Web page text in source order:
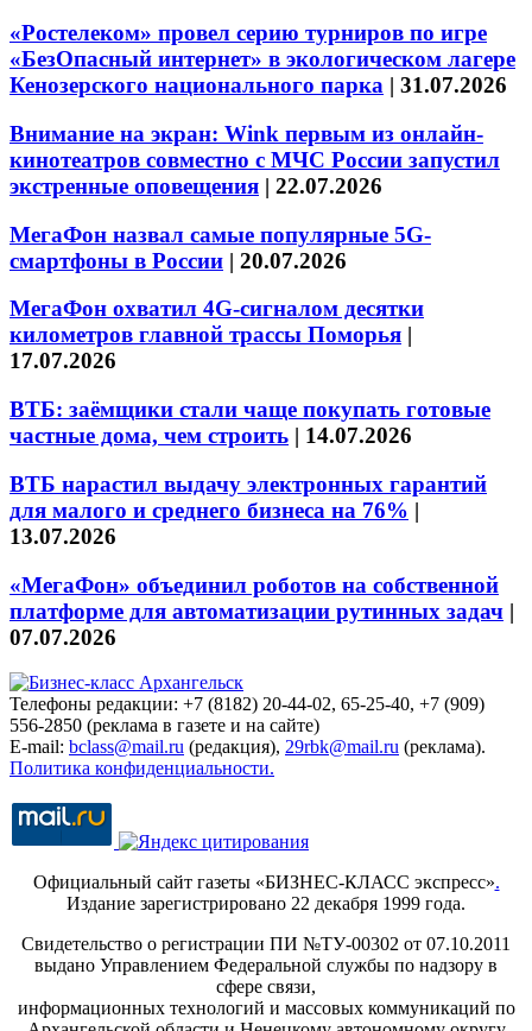
«Ростелеком» провел серию турниров по игре
«БезОпасный интернет» в экологическом лагере
Кенозерского национального парка | 31.07.2026
Внимание на экран: Wink первым из онлайн-
кинотеатров совместно с МЧС России запустил
экстренные оповещения | 22.07.2026
МегаФон назвал самые популярные 5G-
смартфоны в России | 20.07.2026
МегаФон охватил 4G-сигналом десятки
километров главной трассы Поморья |
17.07.2026
ВТБ: заёмщики стали чаще покупать готовые
частные дома, чем строить | 14.07.2026
ВТБ нарастил выдачу электронных гарантий
для малого и среднего бизнеса на 76% |
13.07.2026
«МегаФон» объединил роботов на собственной
платформе для автоматизации рутинных задач |
07.07.2026
Телефоны редакции: +7 (8182) 20-44-02, 65-25-40, +7 (909)
556-2850 (реклама в газете и на сайте)
E-mail: bclass@mail.ru (редакция), 29rbk@mail.ru (реклама).
Политика конфиденциальности.
Официальный сайт газеты «БИЗНЕС-КЛАСС экспресс».
Издание зарегистрировано 22 декабря 1999 года.
Свидетельство о регистрации ПИ №ТУ-00302 от 07.10.2011
выдано Управлением Федеральной службы по надзору в
сфере связи,
информационных технологий и массовых коммуникаций по